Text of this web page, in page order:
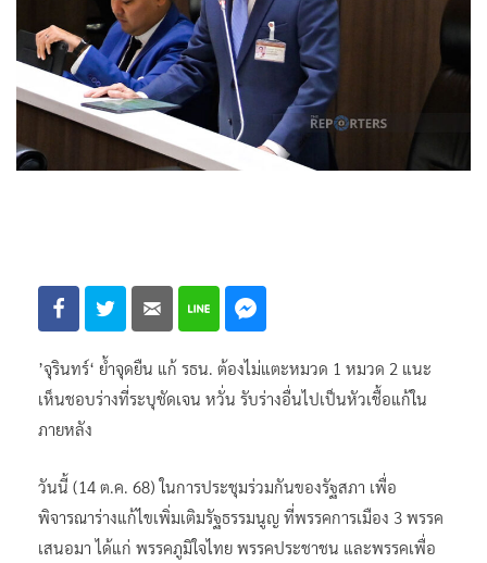
’จุรินทร์‘ ย้ำจุดยืน แก้ รธน. ต้องไม่แตะหมวด 1 หมวด 2 แนะ
เห็นชอบร่างที่ระบุชัดเจน หวั่น รับร่างอื่นไปเป็นหัวเชื้อแก้ใน
ภายหลัง
วันนี้ (14 ต.ค. 68) ในการประชุมร่วมกันของรัฐสภา เพื่อ
พิจารณาร่างแก้ไขเพิ่มเติมรัฐธรรมนูญ ที่พรรคการเมือง 3 พรรค
เสนอมา ได้แก่ พรรคภูมิใจไทย พรรคประชาชน และพรรคเพื่อ